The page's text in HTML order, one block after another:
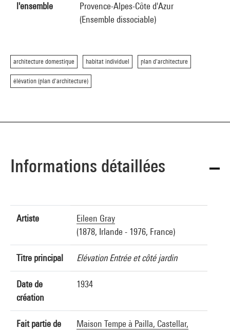
l'ensemble
Provence-Alpes-Côte d'Azur
(Ensemble dissociable)
architecture domestique habitat individuel plan d'architecture
élévation (plan d'architecture)
Informations détaillées
Artiste
Eileen Gray
(1878, Irlande - 1976, France)
Titre principal Elévation Entrée et côté jardin
Date de
création
1934
Fait partie de
Maison Tempe à Pailla, Castellar,